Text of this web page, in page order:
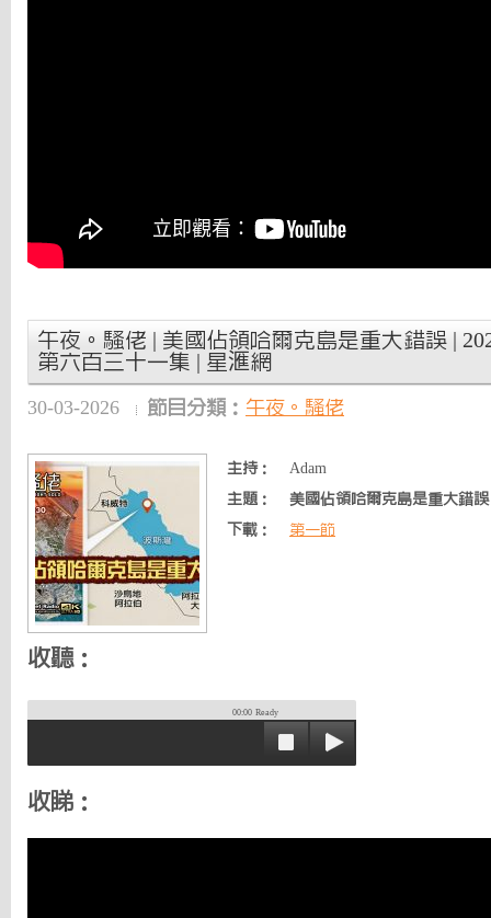
午夜。騷佬 | 美國佔領哈爾克島是重大錯誤 |
第六百三十一集 | 星滙網
30-03-2026 節目分類： 午夜。騷佬
主持：
Adam
主題：
美國佔領哈爾克島是重大錯誤
下載：
第一節
收聽：
00:00 Ready
收睇：